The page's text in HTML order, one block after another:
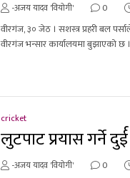
-अजय यादव 'वियोगी' 0
वीरगंज, ३० जेठ । सशस्त्र प्रहरी बल
वीरगंज भन्सार कार्यालयमा बुझाएको छ
cricket
लुटपाट प्रयास गर्ने
-अजय यादव 'वियोगी' 0